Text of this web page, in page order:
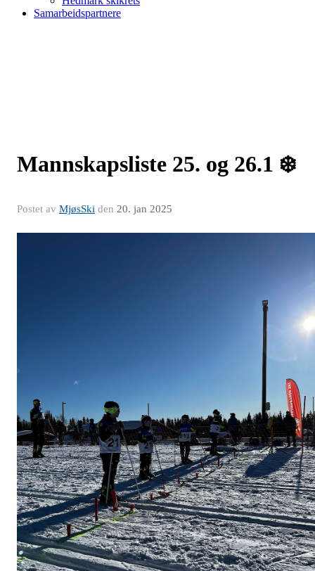
Samarbeidspartnere
Mannskapsliste 25. og 26.1 ❄️
Postet av MjøsSki den 20. jan 2025